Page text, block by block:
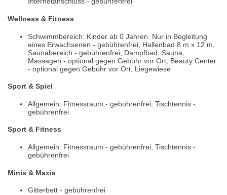
Wellness & Fitness
Schwimmbereich: Kinder ab 0 Jahren. Nur in Begleitung
eines Erwachsenen - gebührenfrei, Hallenbad 8 m x 12 m,
Saunabereich - gebührenfrei, Dampfbad, Sauna,
Massagen - optional gegen Gebühr vor Ort, Beauty Center
- optional gegen Gebühr vor Ort, Liegewiese
Sport & Spiel
Allgemein: Fitnessraum - gebührenfrei, Tischtennis -
gebührenfrei
Sport & Fitness
Allgemein: Fitnessraum - gebührenfrei, Tischtennis -
gebührenfrei
Minis & Maxis
Gitterbett - gebührenfrei